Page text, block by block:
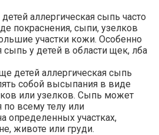
аллергическая сыпь часто
покраснения, сыпи, узелков
участки кожи. Особенно
сыпь у детей в области щек, лба
детей аллергическая сыпь
собой высыпания в виде
или узелков. Сыпь может
по всему телу или
определенных участках,
животе или груди.